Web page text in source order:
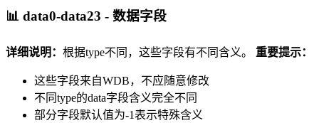
📊 data0-data23 - 数据字段
详细说明： 根据type不同，这些字段有不同含义。 重要提示：
这些字段来自WDB，不应随意修改
不同type的data字段含义完全不同
部分字段默认值为-1表示特殊含义